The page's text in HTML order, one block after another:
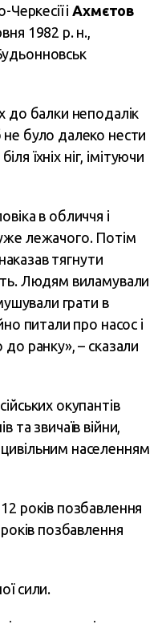
Черкесії іАхмєтов
1982 р. н.,
до балки неподалік
було далеко нести
їхніх ніг, імітуючи
в обличчя і
лежачого. Потім
тягнути
Людям виламували
грати в
питали про насос і
ранку», – сказали
окупантів
та звичаїв війни,
населенням
років позбавлення
позбавлення
сили.